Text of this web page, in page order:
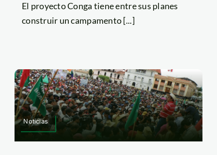
El proyecto Conga tiene entre sus planes
construir un campamento [...]
Noticias